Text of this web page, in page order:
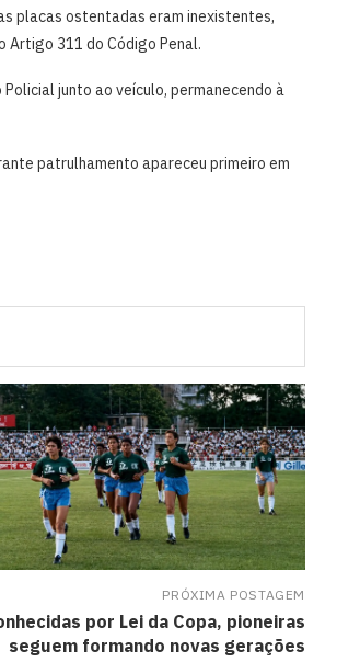
placas ostentadas eram inexistentes,
311 do Código Penal.
junto ao veículo, permanecendo à
patrulhamento apareceu primeiro em
PRÓXIMA POSTAGEM
por Lei da Copa, pioneiras
seguem formando novas gerações